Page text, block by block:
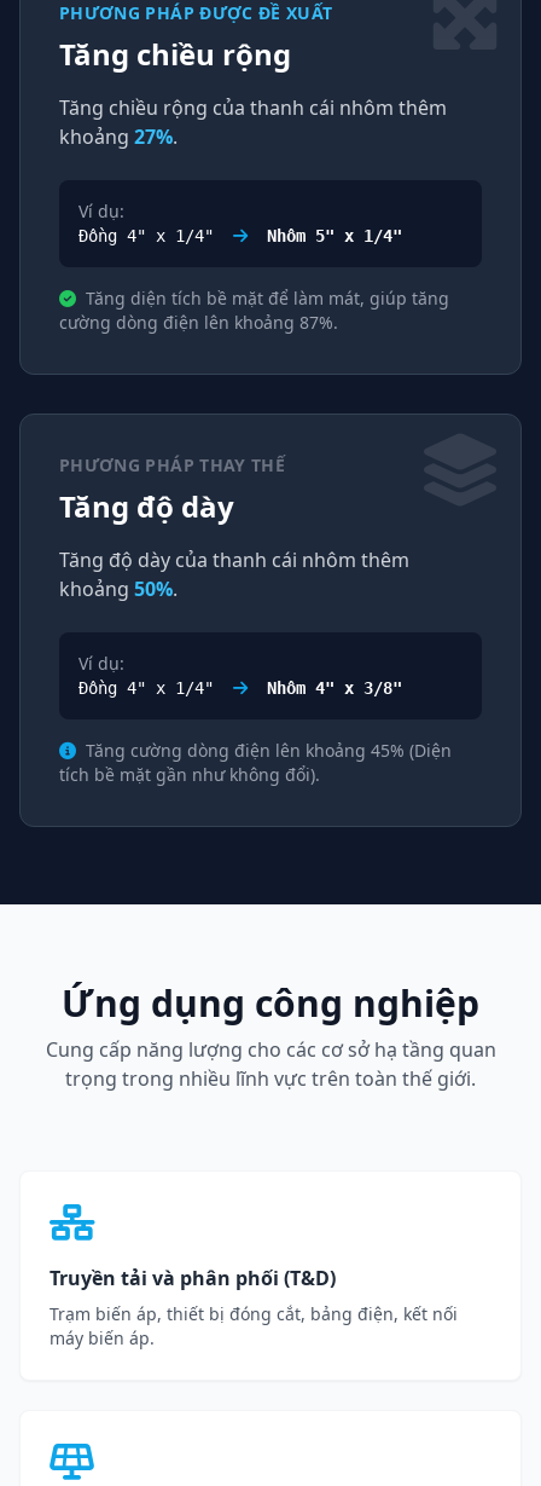
PHƯƠNG PHÁP ĐƯỢC ĐỀ XUẤT
Tăng chiều rộng
Tăng chiều rộng của thanh cái nhôm thêm
khoảng 27%.
Ví dụ:
Đồng 4" x 1/4" Nhôm 5" x 1/4"
Tăng diện tích bề mặt để làm mát, giúp tăng
cường dòng điện lên khoảng 87%.
PHƯƠNG PHÁP THAY THẾ
Tăng độ dày
Tăng độ dày của thanh cái nhôm thêm
khoảng 50%.
Ví dụ:
Đồng 4" x 1/4" Nhôm 4" x 3/8"
Tăng cường dòng điện lên khoảng 45% (Diện
tích bề mặt gần như không đổi).
Ứng dụng công nghiệp
Cung cấp năng lượng cho các cơ sở hạ tầng quan
trọng trong nhiều lĩnh vực trên toàn thế giới.
Truyền tải và phân phối (T&D)
Trạm biến áp, thiết bị đóng cắt, bảng điện, kết nối
máy biến áp.